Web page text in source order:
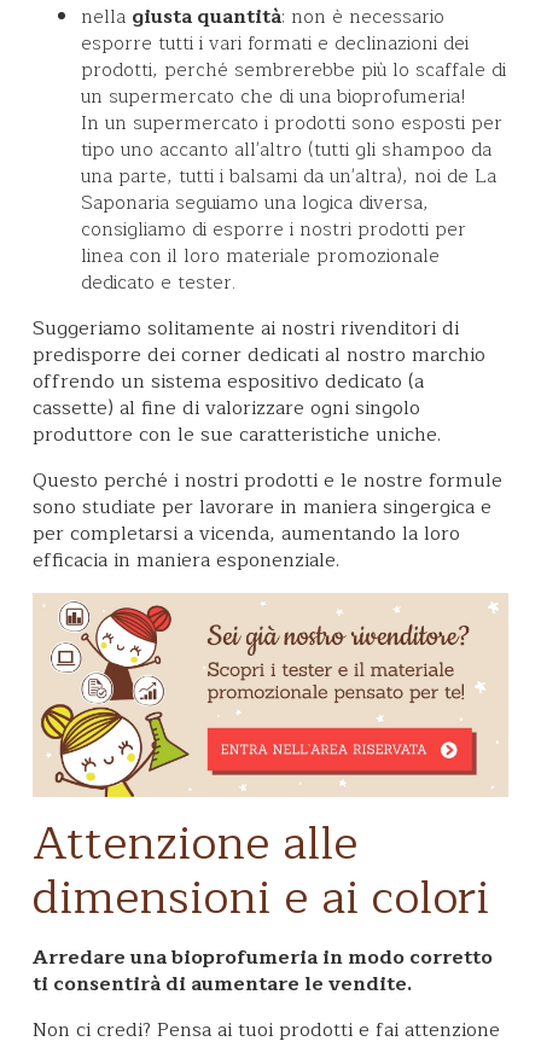
nella giusta quantità: non è necessario
esporre tutti i vari formati e declinazioni dei
prodotti, perché sembrerebbe più lo scaffale di
un supermercato che di una bioprofumeria!
In un supermercato i prodotti sono esposti per
tipo uno accanto all'altro (tutti gli shampoo da
una parte, tutti i balsami da un'altra), noi de La
Saponaria seguiamo una logica diversa,
consigliamo di esporre i nostri prodotti per
linea con il loro materiale promozionale
dedicato e tester.
Suggeriamo solitamente ai nostri rivenditori di
predisporre dei corner dedicati al nostro marchio
offrendo un sistema espositivo dedicato (a
cassette) al fine di valorizzare ogni singolo
produttore con le sue caratteristiche uniche.
Questo perché i nostri prodotti e le nostre formule
sono studiate per lavorare in maniera singergica e
per completarsi a vicenda, aumentando la loro
efficacia in maniera esponenziale.
Attenzione alle
dimensioni e ai colori
Arredare una bioprofumeria in modo corretto
ti consentirà di aumentare le vendite.
Non ci credi? Pensa ai tuoi prodotti e fai attenzione